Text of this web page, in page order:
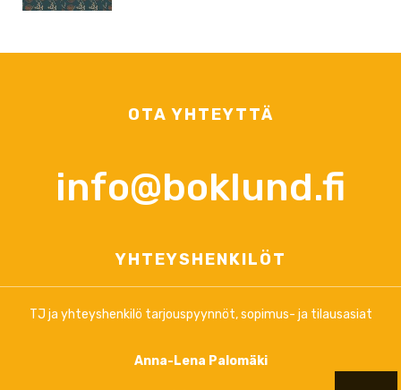
OTA YHTEYTTÄ
info@boklund.fi
YHTEYSHENKILÖT
TJ ja yhteyshenkilö tarjouspyynnöt, sopimus- ja tilausasiat
Anna-Lena Palomäki